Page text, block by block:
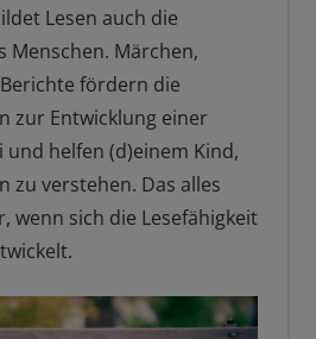
Lesen auch die
Menschen. Märchen,
fördern die
zur Entwicklung einer
und helfen (d)einem Kind,
zu verstehen. Das alles
wenn sich die Lesefähigkeit